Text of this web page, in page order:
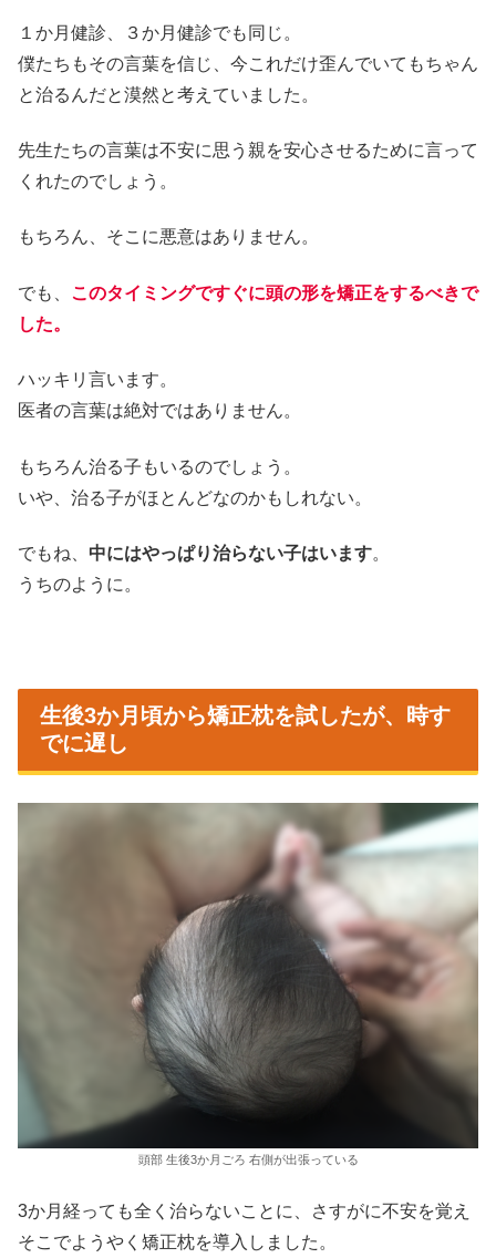
１か月健診、３か月健診でも同じ。
僕たちもその言葉を信じ、今これだけ歪んでいてもちゃん
と治るんだと漠然と考えていました。
先生たちの言葉は不安に思う親を安心させるために言って
くれたのでしょう。
もちろん、そこに悪意はありません。
でも、 このタイミングですぐに頭の形を矯正をするべきで
した。
ハッキリ言います。
医者の言葉は絶対ではありません。
もちろん治る子もいるのでしょう。
いや、治る子がほとんどなのかもしれない。
でもね、 中にはやっぱり治らない子はいます。
うちのように。
生後3か月頃から矯正枕を試したが、時す
でに遅し
頭部 生後3か月ごろ 右側が出張っている
3か月経っても全く治らないことに、さすがに不安を覚え
そこでようやく矯正枕を導入しました。